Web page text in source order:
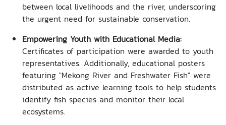
between local livelihoods and the river, underscoring
the urgent need for sustainable conservation.
Empowering Youth with Educational Media:
Certificates of participation were awarded to youth
representatives. Additionally, educational posters
featuring "Mekong River and Freshwater Fish" were
distributed as active learning tools to help students
identify fish species and monitor their local
ecosystems.